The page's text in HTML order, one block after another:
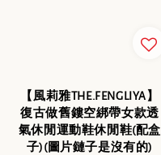
【風莉雅THE.FENGLIYA】
復古做舊鏤空綁帶女款透
氣休閒運動鞋休閒鞋(配盒
子)(圖片鏈子是沒有的)